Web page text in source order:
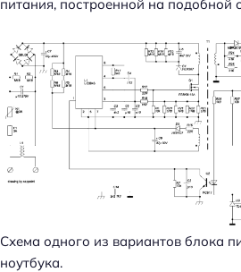
питания, построенной на подобной
Схема одного из вариантов блока
ноутбука.